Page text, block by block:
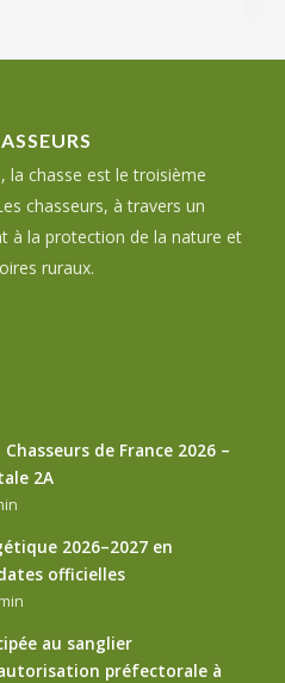
la chasse est le troisième
chasseurs, à travers un
à la protection de la nature et
ruraux.
de France 2026 –
2A
2026–2027 en
officielles
au sanglier
préfectorale à